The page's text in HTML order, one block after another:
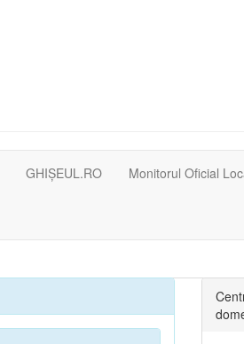
GHIȘEUL.RO Monitorul Oficial